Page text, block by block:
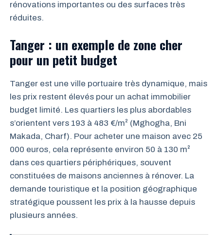
rénovations importantes ou des surfaces très
réduites.
Tanger : un exemple de zone cher
pour un petit budget
Tanger est une ville portuaire très dynamique, mais
les prix restent élevés pour un achat immobilier
budget limité. Les quartiers les plus abordables
s’orientent vers 193 à 483 €/m² (Mghogha, Bni
Makada, Charf). Pour acheter une maison avec 25
000 euros, cela représente environ 50 à 130 m²
dans ces quartiers périphériques, souvent
constituées de maisons anciennes à rénover. La
demande touristique et la position géographique
stratégique poussent les prix à la hausse depuis
plusieurs années.